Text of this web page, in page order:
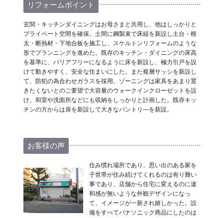
リフォームポイント
玄関・キッチンダイニングはお母さまと共用し、他はしっかりと
プライベート空間を確保。土間に鋼製束で床組を新設し土台・根
太・断熱材・下地合板を施工し、スケルトンリフォームのような
形でプランニングを進めた。既存のキッチン・ダイニングの床高
を基準に、バリアフリーになるように床を新設し、極力引戸を設
けて動きやすく、安全な住まいにした。また複層サッシを新設し
て、防犯の為合わせガラスを採用。ゾーニングは家具をあまり置
きたくないとのご要望で大容量のウォークインクローゼットを設
け、和室や洗面所などにも収納をしっかりと計画した。既存キッ
チンの方からは扉を新設して大きなパントリ―を新設。
お客様の声
住み慣れ場所であり、思い出のある家を
子世帯が住み続けてくれるのは有り難い
事であり、店舗から住宅に変えるのに違
和感が無いような外観デザインになっ
て、イメージが一新され嬉しかった。設
備をすべてパナソニック商品にしたのは